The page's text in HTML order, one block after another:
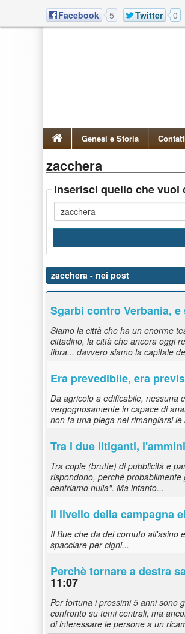
Facebook 5 Twitter 0
Genesi e Storia
zacchera
Inserisci quello che vuoi
zacchera - nei post
Sgarbi contro Verbania,
Siamo la città che ha un enorme
cittadino, la città che ancora oggi
fibra... davvero siamo la capitale
Era prevedibile, era
Da agricolo a edificabile, nessuna
vergognosamente in capace di
non fa una piega nel rimangiarsi
Tra i due litiganti,
Tra copie (brutte) di pubblicità e
rispondono, perché
centriamo nulla". Ma intanto...
Il livello della campagna
Il Bue che da del cornuto all'asino
spacciare per cigni...
Perchè tornare a destra
11:07
Per fortuna i prossimi 5 anni sono
confronto su temi centrali, ma
di interessare le persone a un